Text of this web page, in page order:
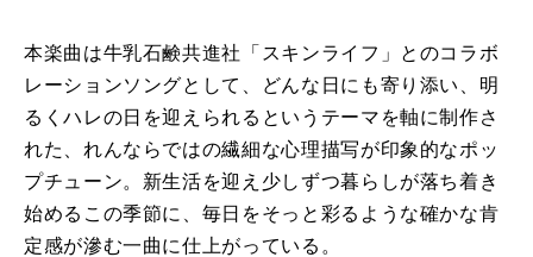
本楽曲は牛乳石鹸共進社「スキンライフ」とのコラボ
レーションソングとして、どんな日にも寄り添い、明
るくハレの日を迎えられるというテーマを軸に制作さ
れた、れんならではの繊細な心理描写が印象的なポッ
プチューン。新生活を迎え少しずつ暮らしが落ち着き
始めるこの季節に、毎日をそっと彩るような確かな肯
定感が滲む一曲に仕上がっている。